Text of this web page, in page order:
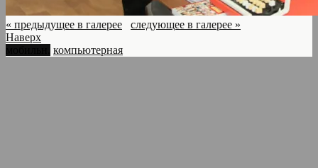
« предыдущее в галерее
следующее в галерее »
Наверх
компьютерная